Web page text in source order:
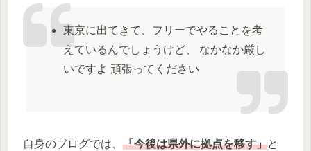
東京に出てきて、フリーでやることを考
えているんでしょうけど、 なかなか厳し
いですよ 頑張ってください
自身のブログでは、 「今後は県外に拠点を移す」と